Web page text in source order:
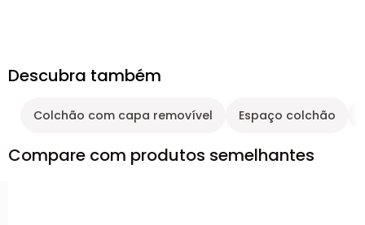
Descubra também
Colchão com capa removível Espaço colchão
Compare com produtos semelhantes